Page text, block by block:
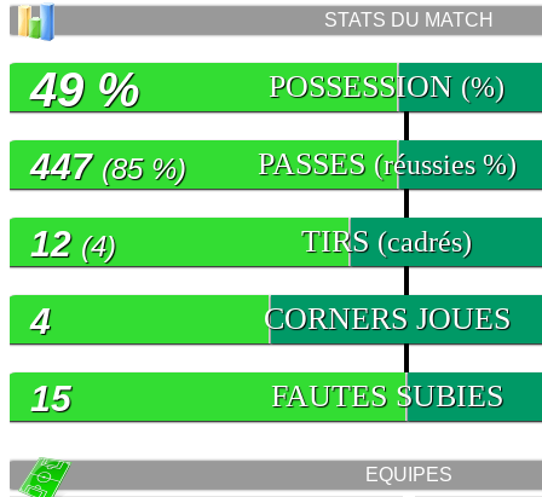
STATS DU MATCH
POSSESSION (%)
49 %
PASSES (réussies %)
447 (85 %)
TIRS (cadrés)
12 (4)
CORNERS JOUES
4
FAUTES SUBIES
15
EQUIPES